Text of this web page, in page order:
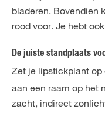
bladeren. Bovendien
rood voor. Je hebt
De juiste standplaats
Zet je lipstickplant op
aan een raam op het
zacht, indirect